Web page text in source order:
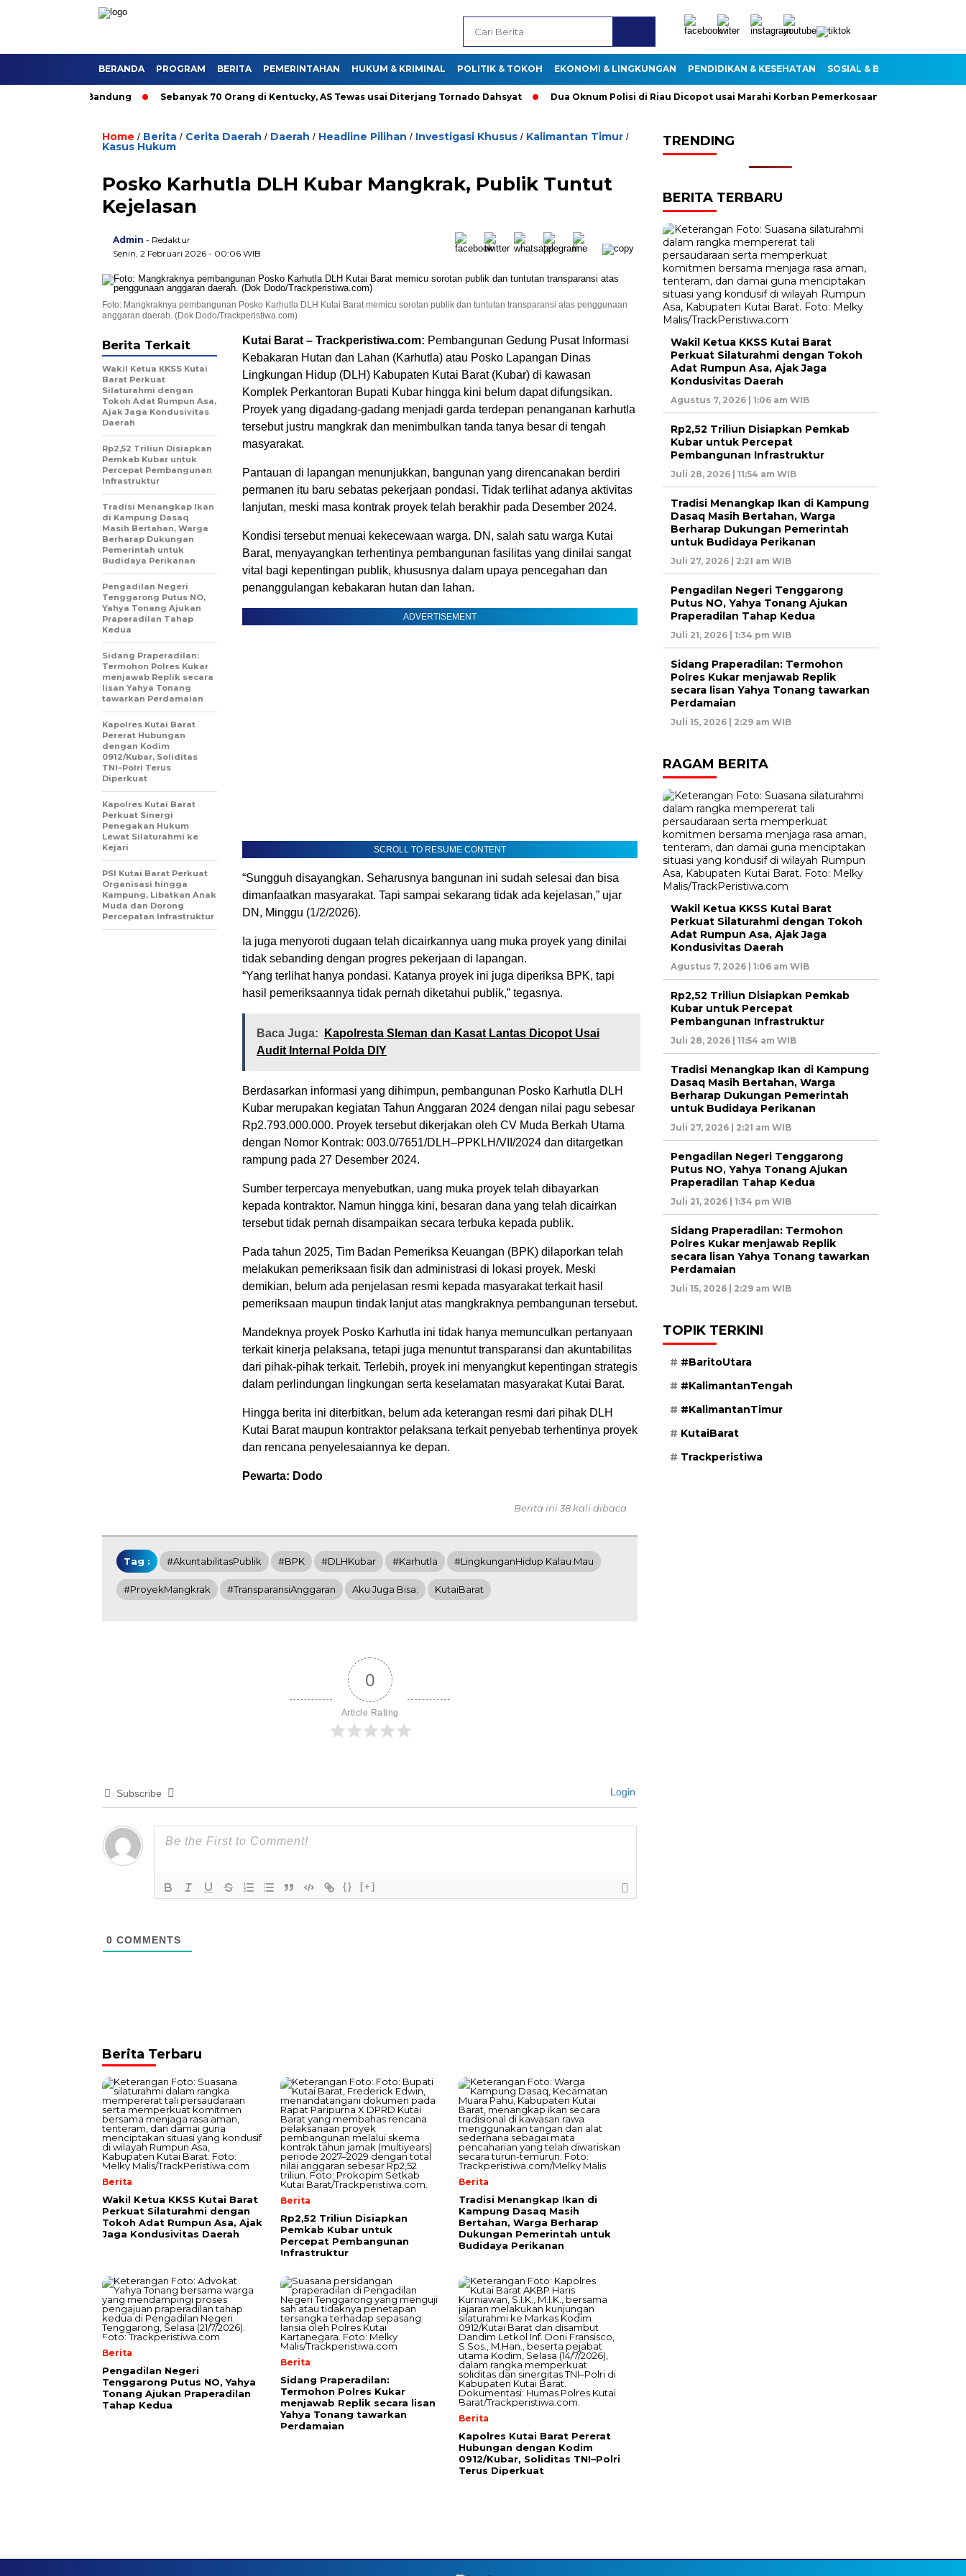
BERANDA PROGRAM BERITA PEMERINTAHAN HUKUM & KRIMINAL POLITIK & TOKOH EKONOMI & LINGKUNGAN PENDIDIKAN & KESEHATAN SOSIAL & BUDAYA
Umum di Bandung Sebanyak 70 Orang di Kentucky, AS Tewas usai Diterjang Tornado Dahsyat Dua Oknum Polisi di Riau Dicopot usai Marahi Korban Pemerkosaan
Home / Berita / Cerita Daerah / Daerah / Headline Pilihan / Investigasi Khusus / Kalimantan Timur /
Kasus Hukum
Posko Karhutla DLH Kubar Mangkrak, Publik Tuntut
Kejelasan
Admin - Redaktur
Senin, 2 Februari 2026 - 00:06 WIB
Foto: Mangkraknya pembangunan Posko Karhutla DLH Kutai Barat memicu sorotan publik dan tuntutan transparansi atas penggunaan
anggaran daerah. (Dok Dodo/Trackperistiwa.com)
Kutai Barat – Trackperistiwa.com: Pembangunan Gedung Pusat Informasi
Kebakaran Hutan dan Lahan (Karhutla) atau Posko Lapangan Dinas
Lingkungan Hidup (DLH) Kabupaten Kutai Barat (Kubar) di kawasan
Komplek Perkantoran Bupati Kubar hingga kini belum dapat difungsikan.
Proyek yang digadang-gadang menjadi garda terdepan penanganan karhutla
tersebut justru mangkrak dan menimbulkan tanda tanya besar di tengah
masyarakat.
Pantauan di lapangan menunjukkan, bangunan yang direncanakan berdiri
permanen itu baru sebatas pekerjaan pondasi. Tidak terlihat adanya aktivitas
lanjutan, meski masa kontrak proyek telah berakhir pada Desember 2024.
Kondisi tersebut menuai kekecewaan warga. DN, salah satu warga Kutai
Barat, menyayangkan terhentinya pembangunan fasilitas yang dinilai sangat
vital bagi kepentingan publik, khususnya dalam upaya pencegahan dan
penanggulangan kebakaran hutan dan lahan.
ADVERTISEMENT
SCROLL TO RESUME CONTENT
“Sungguh disayangkan. Seharusnya bangunan ini sudah selesai dan bisa
dimanfaatkan masyarakat. Tapi sampai sekarang tidak ada kejelasan,” ujar
DN, Minggu (1/2/2026).
Ia juga menyoroti dugaan telah dicairkannya uang muka proyek yang dinilai
tidak sebanding dengan progres pekerjaan di lapangan.
“Yang terlihat hanya pondasi. Katanya proyek ini juga diperiksa BPK, tapi
hasil pemeriksaannya tidak pernah diketahui publik,” tegasnya.
Baca Juga:
Kapolresta Sleman dan Kasat Lantas Dicopot Usai
Audit Internal Polda DIY
Berdasarkan informasi yang dihimpun, pembangunan Posko Karhutla DLH
Kubar merupakan kegiatan Tahun Anggaran 2024 dengan nilai pagu sebesar
Rp2.793.000.000. Proyek tersebut dikerjakan oleh CV Muda Berkah Utama
dengan Nomor Kontrak: 003.0/7651/DLH–PPKLH/VII/2024 dan ditargetkan
rampung pada 27 Desember 2024.
Sumber terpercaya menyebutkan, uang muka proyek telah dibayarkan
kepada kontraktor. Namun hingga kini, besaran dana yang telah dicairkan
tersebut tidak pernah disampaikan secara terbuka kepada publik.
Pada tahun 2025, Tim Badan Pemeriksa Keuangan (BPK) dilaporkan telah
melakukan pemeriksaan fisik dan administrasi di lokasi proyek. Meski
demikian, belum ada penjelasan resmi kepada masyarakat terkait hasil
pemeriksaan maupun tindak lanjut atas mangkraknya pembangunan tersebut.
Mandeknya proyek Posko Karhutla ini tidak hanya memunculkan pertanyaan
terkait kinerja pelaksana, tetapi juga menuntut transparansi dan akuntabilitas
dari pihak-pihak terkait. Terlebih, proyek ini menyangkut kepentingan strategis
dalam perlindungan lingkungan serta keselamatan masyarakat Kutai Barat.
Hingga berita ini diterbitkan, belum ada keterangan resmi dari pihak DLH
Kutai Barat maupun kontraktor pelaksana terkait penyebab terhentinya proyek
dan rencana penyelesaiannya ke depan.
Pewarta: Dodo
Berita Terkait
Wakil Ketua KKSS Kutai
Barat Perkuat
Silaturahmi dengan
Tokoh Adat Rumpun Asa,
Ajak Jaga Kondusivitas
Daerah
Rp2,52 Triliun Disiapkan
Pemkab Kubar untuk
Percepat Pembangunan
Infrastruktur
Tradisi Menangkap Ikan
di Kampung Dasaq
Masih Bertahan, Warga
Berharap Dukungan
Pemerintah untuk
Budidaya Perikanan
Pengadilan Negeri
Tenggarong Putus NO,
Yahya Tonang Ajukan
Praperadilan Tahap
Kedua
Sidang Praperadilan:
Termohon Polres Kukar
menjawab Replik secara
lisan Yahya Tonang
tawarkan Perdamaian
Kapolres Kutai Barat
Pererat Hubungan
dengan Kodim
0912/Kubar, Soliditas
TNI–Polri Terus
Diperkuat
Kapolres Kutai Barat
Perkuat Sinergi
Penegakan Hukum
Lewat Silaturahmi ke
Kejari
PSI Kutai Barat Perkuat
Organisasi hingga
Kampung, Libatkan Anak
Muda dan Dorong
Percepatan Infrastruktur
Berita ini 38 kali dibaca
Tag : #AkuntabilitasPublik #BPK #DLHKubar #Karhutla #LingkunganHidup Kalau Mau
#ProyekMangkrak #TransparansiAnggaran Aku Juga Bisa: KutaiBarat
0
Article Rating
Subscribe Login
{} [+]
0 COMMENTS
Berita Terbaru
Berita
Wakil Ketua KKSS Kutai Barat
Perkuat Silaturahmi dengan
Tokoh Adat Rumpun Asa, Ajak
Jaga Kondusivitas Daerah
Berita
Rp2,52 Triliun Disiapkan
Pemkab Kubar untuk
Percepat Pembangunan
Infrastruktur
Berita
Tradisi Menangkap Ikan di
Kampung Dasaq Masih
Bertahan, Warga Berharap
Dukungan Pemerintah untuk
Budidaya Perikanan
Berita
Pengadilan Negeri
Tenggarong Putus NO, Yahya
Tonang Ajukan Praperadilan
Tahap Kedua
Berita
Sidang Praperadilan:
Termohon Polres Kukar
menjawab Replik secara lisan
Yahya Tonang tawarkan
Perdamaian
Berita
Kapolres Kutai Barat Pererat
Hubungan dengan Kodim
0912/Kubar, Soliditas TNI–Polri
Terus Diperkuat
TRENDING
BERITA TERBARU
Wakil Ketua KKSS Kutai Barat
Perkuat Silaturahmi dengan Tokoh
Adat Rumpun Asa, Ajak Jaga
Kondusivitas Daerah
Agustus 7, 2026 | 1:06 am WIB
Rp2,52 Triliun Disiapkan Pemkab
Kubar untuk Percepat
Pembangunan Infrastruktur
Juli 28, 2026 | 11:54 am WIB
Tradisi Menangkap Ikan di Kampung
Dasaq Masih Bertahan, Warga
Berharap Dukungan Pemerintah
untuk Budidaya Perikanan
Juli 27, 2026 | 2:21 am WIB
Pengadilan Negeri Tenggarong
Putus NO, Yahya Tonang Ajukan
Praperadilan Tahap Kedua
Juli 21, 2026 | 1:34 pm WIB
Sidang Praperadilan: Termohon
Polres Kukar menjawab Replik
secara lisan Yahya Tonang tawarkan
Perdamaian
Juli 15, 2026 | 2:29 am WIB
RAGAM BERITA
Wakil Ketua KKSS Kutai Barat
Perkuat Silaturahmi dengan Tokoh
Adat Rumpun Asa, Ajak Jaga
Kondusivitas Daerah
Agustus 7, 2026 | 1:06 am WIB
Rp2,52 Triliun Disiapkan Pemkab
Kubar untuk Percepat
Pembangunan Infrastruktur
Juli 28, 2026 | 11:54 am WIB
Tradisi Menangkap Ikan di Kampung
Dasaq Masih Bertahan, Warga
Berharap Dukungan Pemerintah
untuk Budidaya Perikanan
Juli 27, 2026 | 2:21 am WIB
Pengadilan Negeri Tenggarong
Putus NO, Yahya Tonang Ajukan
Praperadilan Tahap Kedua
Juli 21, 2026 | 1:34 pm WIB
Sidang Praperadilan: Termohon
Polres Kukar menjawab Replik
secara lisan Yahya Tonang tawarkan
Perdamaian
Juli 15, 2026 | 2:29 am WIB
TOPIK TERKINI
#BaritoUtara
#KalimantanTengah
#KalimantanTimur
KutaiBarat
Trackperistiwa